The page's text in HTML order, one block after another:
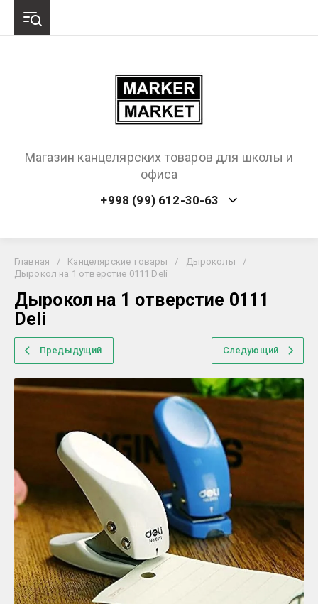
Магазин канцелярских товаров для школы и
офиса
+998 (99) 612-30-63
Главная / Канцелярские товары / Дыроколы
/
Дырокол на 1 отверстие 0111 Deli
Дырокол на 1 отверстие 0111
Deli
Предыдущий Следующий